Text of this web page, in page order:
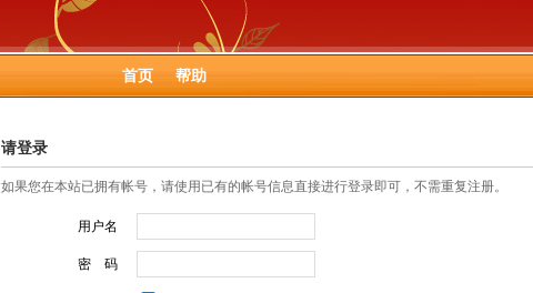
首页 帮助
请登录
如果您在本站已拥有帐号，请使用已有的帐号信息直接进行登录即可，不需重复注册。
用户名
密 码